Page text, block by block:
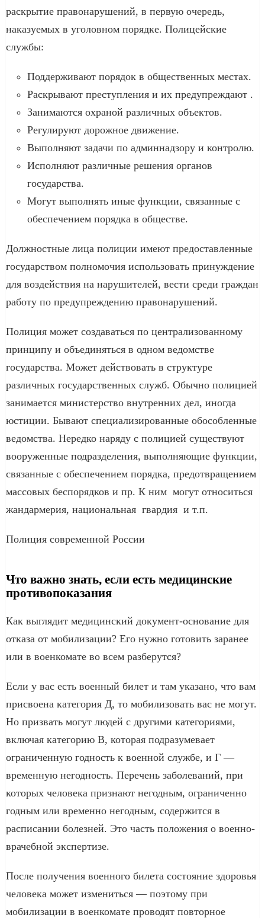
раскрытие правонарушений, в первую очередь,
наказуемых в уголовном порядке. Полицейские
службы:
Поддерживают порядок в общественных местах.
Раскрывают преступления и их предупреждают .
Занимаются охраной различных объектов.
Регулируют дорожное движение.
Выполняют задачи по админнадзору и контролю.
Исполняют различные решения органов
государства.
Могут выполнять иные функции, связанные с
обеспечением порядка в обществе.
Должностные лица полиции имеют предоставленные
государством полномочия использовать принуждение
для воздействия на нарушителей, вести среди граждан
работу по предупреждению правонарушений.
Полиция может создаваться по централизованному
принципу и объединяться в одном ведомстве
государства. Может действовать в структуре
различных государственных служб. Обычно полицией
занимается министерство внутренних дел, иногда
юстиции. Бывают специализированные обособленные
ведомства. Нередко наряду с полицией существуют
вооруженные подразделения, выполняющие функции,
связанные с обеспечением порядка, предотвращением
массовых беспорядков и пр. К ним могут относиться
жандармерия, национальная гвардия и т.п.
Полиция современной России
Что важно знать, если есть медицинские
противопоказания
Как выглядит медицинский документ-основание для
отказа от мобилизации? Его нужно готовить заранее
или в военкомате во всем разберутся?
Если у вас есть военный билет и там указано, что вам
присвоена категория Д, то мобилизовать вас не могут.
Но призвать могут людей с другими категориями,
включая категорию В, которая подразумевает
ограниченную годность к военной службе, и Г —
временную негодность. Перечень заболеваний, при
которых человека признают негодным, ограниченно
годным или временно негодным, содержится в
расписании болезней. Это часть положения о военно-
врачебной экспертизе.
После получения военного билета состояние здоровья
человека может измениться — поэтому при
мобилизации в военкомате проводят повторное